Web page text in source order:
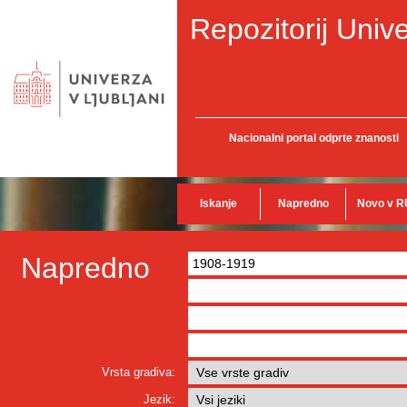
Repozitorij
Nacionalni portal odprte znanosti
Iskanje Napredno Novo v
Napredno
Vrsta gradiva:
Jezik: